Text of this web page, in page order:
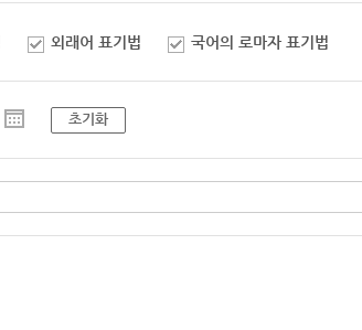
외래어 표기법 국어의 로마자 표기법
초기화